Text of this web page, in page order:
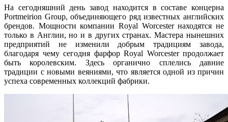
На сегодняшний день завод находится в составе концерна
Portmeirion Group, объединяющего ряд известных английских
брендов. Мощности компании Royal Worcester находятся не
только в Англии, но и в других странах. Мастера нынешних
предприятий не изменили добрым традициям завода,
благодаря чему сегодня фарфор Royal Worcester продолжает
быть королевским. Здесь органично сплелись давние
традиции с новыми веяниями, что является одной из причин
успеха современных коллекций фабрики.